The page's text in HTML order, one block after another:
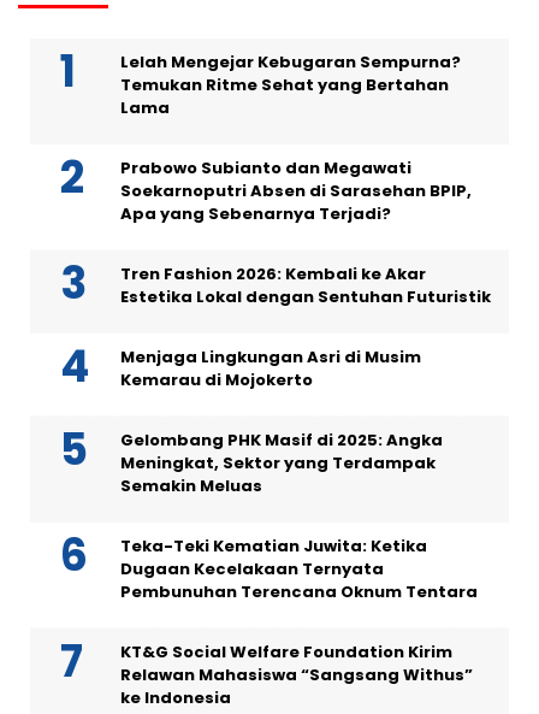
Lelah Mengejar Kebugaran Sempurna?
Temukan Ritme Sehat yang Bertahan
Lama
Prabowo Subianto dan Megawati
Soekarnoputri Absen di Sarasehan BPIP,
Apa yang Sebenarnya Terjadi?
Tren Fashion 2026: Kembali ke Akar
Estetika Lokal dengan Sentuhan Futuristik
Menjaga Lingkungan Asri di Musim
Kemarau di Mojokerto
Gelombang PHK Masif di 2025: Angka
Meningkat, Sektor yang Terdampak
Semakin Meluas
Teka-Teki Kematian Juwita: Ketika
Dugaan Kecelakaan Ternyata
Pembunuhan Terencana Oknum Tentara
KT&G Social Welfare Foundation Kirim
Relawan Mahasiswa “Sangsang Withus”
ke Indonesia